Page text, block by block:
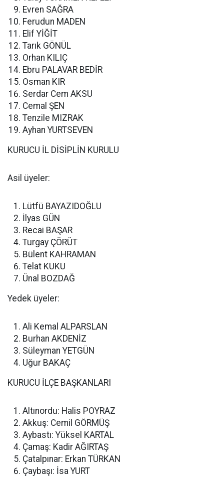
Evren SAĞRA
Ferudun MADEN
Elif YİĞİT
Tarık GÖNÜL
Orhan KILIÇ
Ebru PALAVAR BEDİR
Osman KIR
Serdar Cem AKSU
Cemal ŞEN
Tenzile MIZRAK
Ayhan YURTSEVEN
KURUCU İL DİSİPLİN KURULU
Asil üyeler:
Lütfü BAYAZIDOĞLU
İlyas GÜN
Recai BAŞAR
Turgay ÇÖRÜT
Bülent KAHRAMAN
Telat KUKU
Ünal BOZDAĞ
Yedek üyeler:
Ali Kemal ALPARSLAN
Burhan AKDENİZ
Süleyman YETGÜN
Uğur BAKAÇ
KURUCU İLÇE BAŞKANLARI
Altınordu: Halis POYRAZ
Akkuş: Cemil GÖRMÜŞ
Aybastı: Yüksel KARTAL
Çamaş: Kadir AĞIRTAŞ
Çatalpınar: Erkan TÜRKAN
Çaybaşı: İsa YURT